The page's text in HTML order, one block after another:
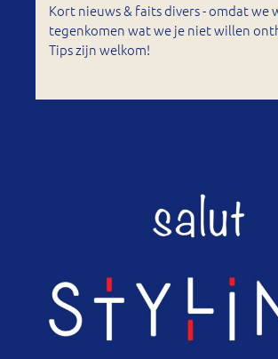
Kort nieuws & faits divers - omdat we
tegenkomen wat we je niet willen
Tips zijn welkom!